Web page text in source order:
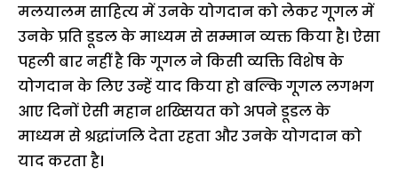
मलयालम साहित्य में उनके योगदान को लेकर गूगल में
उनके प्रति डूडल के माध्यम से सम्मान व्यक्त किया है। ऐसा
पहली बार नहीं है कि गूगल ने किसी व्यक्ति विशेष के
योगदान के लिए उन्हें याद किया हो बल्कि गूगल लगभग
आए दिनों ऐसी महान शख्सियत को अपने डूडल के
माध्यम से श्रद्धांजलि देता रहता और उनके योगदान को
याद करता है।